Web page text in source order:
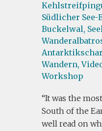
Südlicher See-
Buckelwal,
Wandern,
Workshop
It was the
South of the
well read on